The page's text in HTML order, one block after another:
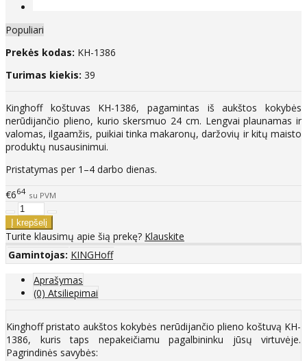
Populiari
Prekės kodas: KH-1386
Turimas kiekis: 39
Kinghoff koštuvas KH-1386, pagamintas iš aukštos kokybės
nerūdijančio plieno, kurio skersmuo 24 cm. Lengvai plaunamas ir
valomas, ilgaamžis, puikiai tinka makaronų, daržovių ir kitų maisto
produktų nusausinimui.
Pristatymas per 1–4 darbo dienas.
€664 su PVM
Turite klausimų apie šią prekę? Klauskite
Gamintojas: KINGHoff
Aprašymas
(0) Atsiliepimai
Kinghoff pristato aukštos kokybės nerūdijančio plieno koštuvą KH-
1386, kuris taps nepakeičiamu pagalbininku jūsų virtuvėje.
Pagrindinės savybės: